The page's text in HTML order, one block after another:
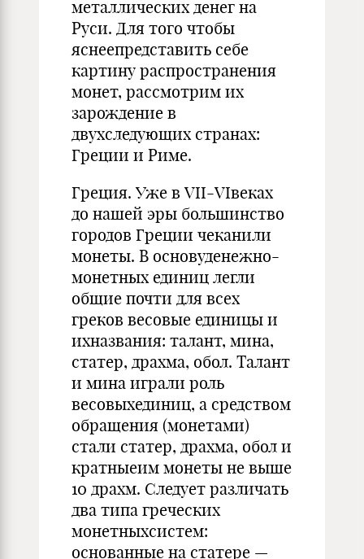
металлических денег на
Руси. Для того чтобы
яснеепредставить себе
картину распространения
монет, рассмотрим их
зарождение в
двухследующих странах:
Греции и Риме.
Греция. Уже в VII-VIвеках
до нашей эры большинство
городов Греции чеканили
монеты. В основуденежно-
монетных единиц легли
общие почти для всех
греков весовые единицы и
ихназвания: талант, мина,
статер, драхма, обол. Талант
и мина играли роль
весовыхединиц, а средством
обращения (монетами)
стали статер, драхма, обол и
кратныеим монеты не выше
10 драхм. Следует различать
два типа греческих
монетныхсистем:
основанные на статере —